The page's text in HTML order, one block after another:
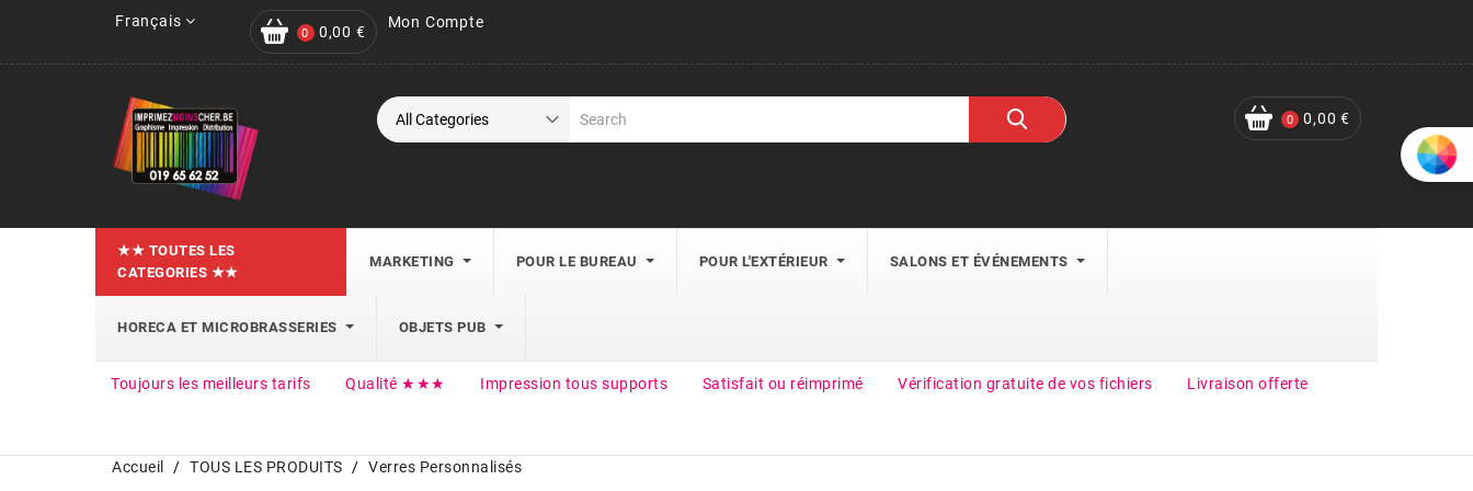
Français Mon Compte
0 0,00 €
0 0,00 €
★★ TOUTES LES
CATEGORIES ★★
MARKETING POUR LE BUREAU POUR L'EXTÉRIEUR SALONS ET ÉVÉNEMENTS
HORECA ET MICROBRASSERIES OBJETS PUB
Toujours les meilleurs tarifs Qualité ★★★ Impression tous supports Satisfait ou réimprimé Vérification gratuite de vos fichiers Livraison offerte
Accueil TOUS LES PRODUITS Verres Personnalisés